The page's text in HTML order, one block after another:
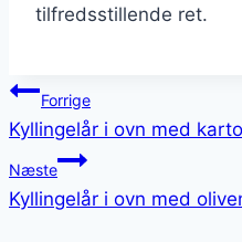
tilfredsstillende ret.
Forrige
Kyllingelår i ovn med
Næste
Kyllingelår i ovn med